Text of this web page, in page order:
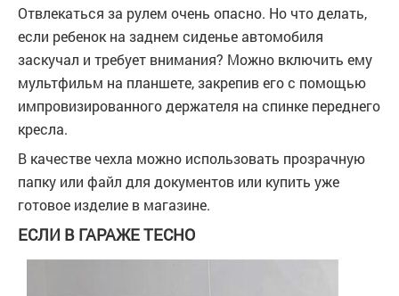
Отвлекаться за рулем очень опасно. Но что делать,
если ребенок на заднем сиденье автомобиля
заскучал и требует внимания? Можно включить ему
мультфильм на планшете, закрепив его с помощью
импровизированного держателя на спинке переднего
кресла.
В качестве чехла можно использовать прозрачную
папку или файл для документов или купить уже
готовое изделие в магазине.
ЕСЛИ В ГАРАЖЕ ТЕСНО